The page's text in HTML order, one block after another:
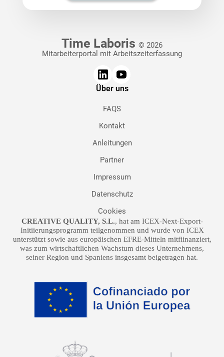
Time Laboris © 2026
Mitarbeiterportal mit Arbeitszeiterfassung
Über uns
FAQS
Kontakt
Anleitungen
Partner
Impressum
Datenschutz
Cookies
CREATIVE QUALITY, S.L., hat am ICEX-Next-Export-
Initiierungsprogramm teilgenommen und wurde von ICEX
unterstützt sowie aus europäischen EFRE-Mitteln mitfiinanziert,
was zum wirtschaftlichen Wachstum dieses Unternehmens,
seiner Region und Spaniens insgesamt beigetragen hat.